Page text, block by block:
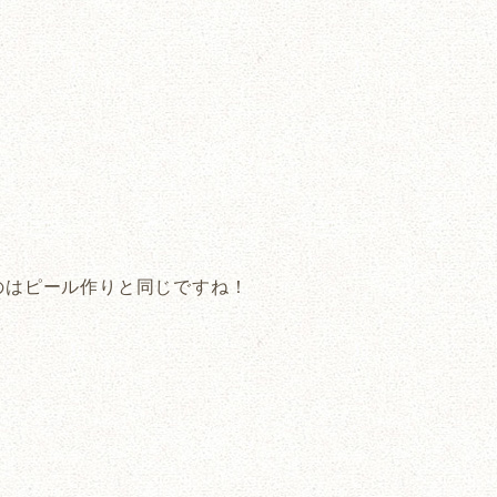
ピール作りと同じですね！